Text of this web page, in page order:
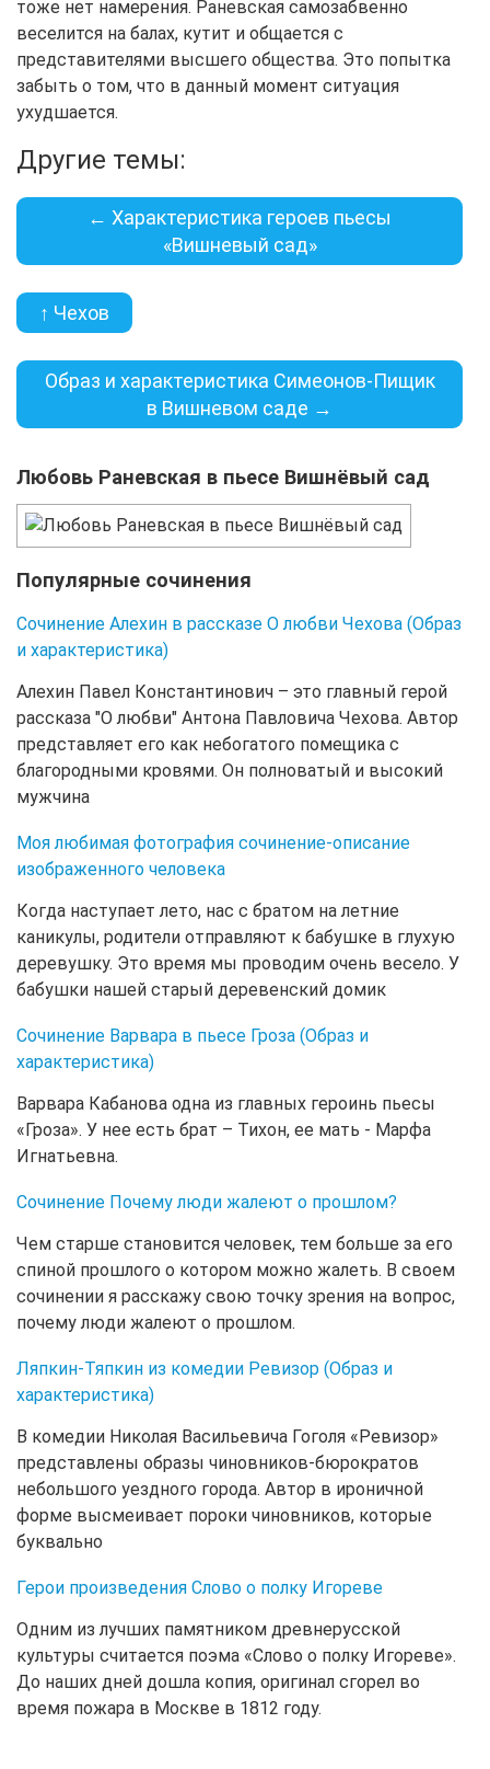
тоже нет намерения. Раневская самозабвенно
веселится на балах, кутит и общается с
представителями высшего общества. Это попытка
забыть о том, что в данный момент ситуация
ухудшается.
Другие темы:
← Характеристика героев пьесы
«Вишневый сад»
↑ Чехов
Образ и характеристика Симеонов-Пищик
в Вишневом саде →
Любовь Раневская в пьесе Вишнёвый сад
Популярные сочинения
Сочинение Алехин в рассказе О любви Чехова (Образ
и характеристика)
Алехин Павел Константинович – это главный герой
рассказа "О любви" Антона Павловича Чехова. Автор
представляет его как небогатого помещика с
благородными кровями. Он полноватый и высокий
мужчина
Моя любимая фотография сочинение-описание
изображенного человека
Когда наступает лето, нас с братом на летние
каникулы, родители отправляют к бабушке в глухую
деревушку. Это время мы проводим очень весело. У
бабушки нашей старый деревенский домик
Сочинение Варвара в пьесе Гроза (Образ и
характеристика)
Варвара Кабанова одна из главных героинь пьесы
«Гроза». У нее есть брат – Тихон, ее мать - Марфа
Игнатьевна.
Сочинение Почему люди жалеют о прошлом?
Чем старше становится человек, тем больше за его
спиной прошлого о котором можно жалеть. В своем
сочинении я расскажу свою точку зрения на вопрос,
почему люди жалеют о прошлом.
Ляпкин-Тяпкин из комедии Ревизор (Образ и
характеристика)
В комедии Николая Васильевича Гоголя «Ревизор»
представлены образы чиновников-бюрократов
небольшого уездного города. Автор в ироничной
форме высмеивает пороки чиновников, которые
буквально
Герои произведения Слово о полку Игореве
Одним из лучших памятником древнерусской
культуры считается поэма «Слово о полку Игореве».
До наших дней дошла копия, оригинал сгорел во
время пожара в Москве в 1812 году.